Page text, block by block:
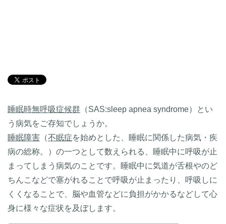
睡眠時無呼吸症候群 （SAS:sleep apnea syndrome）とい
う病気をご存知でしょうか。
睡眠障害 （不眠症を始めとした、睡眠に関係した病気・疾
病の総称。）の一つとして数えられる、睡眠中に呼吸が止
まってしまう病気のことです。睡眠中に気道が舌根やのど
ちんこなどで塞がれることで呼吸が止まったり、呼吸しに
くくなることで、脳や血管などに負担がかかるなどして心
身に様々な症状を及ぼします。